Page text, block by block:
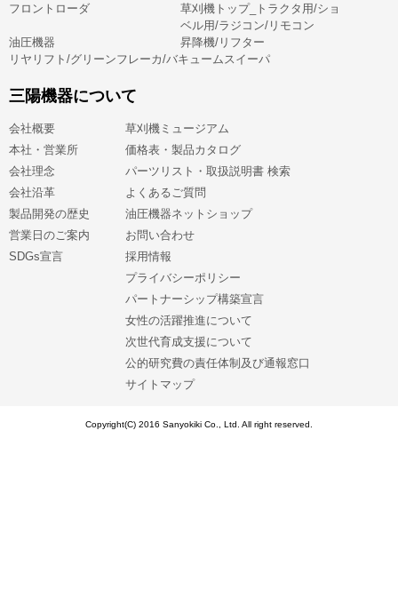
フロントローダ
草刈機トップ_トラクタ用/ショ
ベル用/ラジコン/リモコン
油圧機器
昇降機/リフター
リヤリフト/グリーンフレーカ/バキュームスイーパ
三陽機器について
会社概要
本社・営業所
会社理念
会社沿革
製品開発の歴史
営業日のご案内
SDGs宣言
草刈機ミュージアム
価格表・製品カタログ
パーツリスト・取扱説明書 検索
よくあるご質問
油圧機器ネットショップ
お問い合わせ
採用情報
プライバシーポリシー
パートナーシップ構築宣言
女性の活躍推進について
次世代育成支援について
公的研究費の責任体制及び通報窓口
サイトマップ
Copyright(C) 2016 Sanyokiki Co., Ltd. All right reserved.